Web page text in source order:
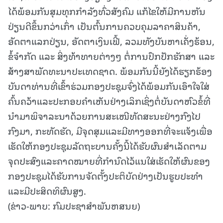
ໄດ້ພ້ອມກັນສຸມທຸກກຳລັງທົ່ວສັງຄົມ ແກ້ໄຂໃຫ້ມີການຫັນ
ປ່ຽນດີຂຶ້ນກວ່າເກົ່າ ເປັນຕົ້ນການຄວບຄຸມລາຄາສິນຄ້າ,
ອັດຕາແລກປ່ຽນ, ອັດຕາເງິນເຟີ້, ລວມທັງບັນຫາເຄັ່ງຮ້ອນ,
ຂໍ້ຈຳກັດ ແລະ ສິ່ງທ້າທາຍຕ່າງໆ ຕໍ່ການປົກປັກຮັກສາ ແລະ
ສ້າງສາພັດທະນາປະເທດຊາດ. ພ້ອມກັນນີ້ຍັງໄດ້ຮຽກຮ້ອງ
ບັນດາທ່ານທີ່ເຂົ້າຮ່ວມກອງປະຊຸມຈົ່ງໄດ້ພ້ອມກັນເອົາໃຈໃສ່
ຄົ້ນຄວ້າແລະປະກອບຄໍາເຫັນຢ່າງເລິກເຊິ່ງຕໍ່ບັນດາຫົວຂໍ້ທີ່
ນຳມາພິຈາລະນາດ້ວຍການສະເໜີທັດສະນະຢ່າງກົງໄປ
ກົງມາ, ກະທັດຮັດ, ມີຈຸດສຸມແລະມີທາງອອກທີ່ຈະແຈ້ງເພື່ອ
ເຮັດໃຫ້ກອງປະຊຸມລັດຖະບານຄັ້ງນີ້ໄດ້ຮັບຜົນສຳເລັດຕາມ
ຈຸດປະສົງແລະຄາດໝາຍທີ່ກຳນົດໄວ້ແນໃສ່ເຮັດໃຫ້ຜົນຂອງ
ກອງປະຊຸມໄດ້ຮັບການຈັດຕັ້ງປະຕິບັດຢ່າງເປັນຮູບປະທໍາ
ແລະມີປະສິດທິຜົນສູງ.
(ຂ່າວ-ພາບ: ກົມປະຊາສຳພັນຫສນຍ)